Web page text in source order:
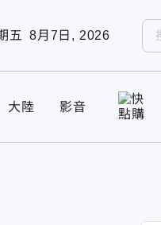
五 8月7日, 2026
大陸 影音